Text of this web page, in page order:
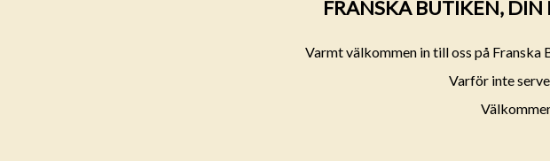
FRANSKA BUTIKEN,
Varmt välkommen in till oss på Franska
Varför inte